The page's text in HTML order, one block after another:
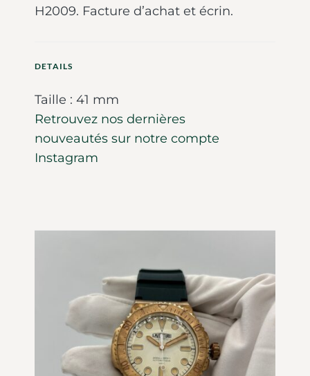
H2009. Facture d’achat et écrin.
DETAILS
Taille : 41 mm
Retrouvez nos dernières
nouveautés sur notre compte
Instagram